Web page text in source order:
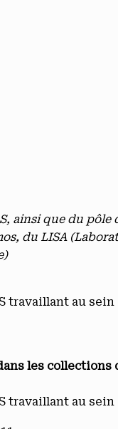
ainsi que du
du LISA
travaillant au
les collections
travaillant au sein